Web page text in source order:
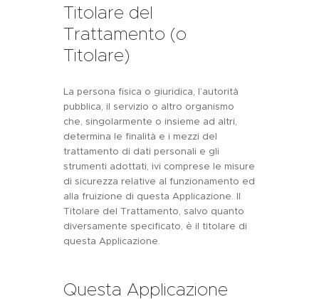
Titolare del
Trattamento (o
Titolare)
La persona fisica o giuridica, l’autorità
pubblica, il servizio o altro organismo
che, singolarmente o insieme ad altri,
determina le finalità e i mezzi del
trattamento di dati personali e gli
strumenti adottati, ivi comprese le misure
di sicurezza relative al funzionamento ed
alla fruizione di questa Applicazione. Il
Titolare del Trattamento, salvo quanto
diversamente specificato, è il titolare di
questa Applicazione.
Questa Applicazione